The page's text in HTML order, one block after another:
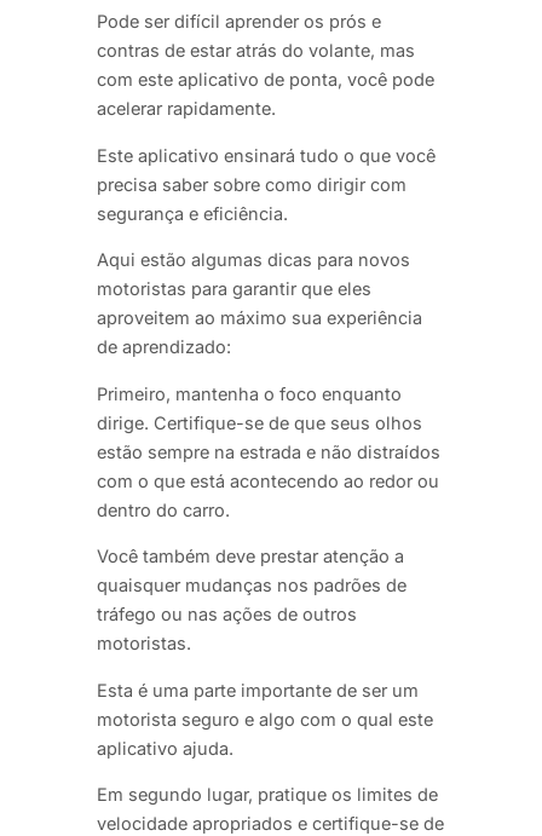
Pode ser difícil aprender os prós e
contras de estar atrás do volante, mas
com este aplicativo de ponta, você pode
acelerar rapidamente.
Este aplicativo ensinará tudo o que você
precisa saber sobre como dirigir com
segurança e eficiência.
Aqui estão algumas dicas para novos
motoristas para garantir que eles
aproveitem ao máximo sua experiência
de aprendizado:
Primeiro, mantenha o foco enquanto
dirige. Certifique-se de que seus olhos
estão sempre na estrada e não distraídos
com o que está acontecendo ao redor ou
dentro do carro.
Você também deve prestar atenção a
quaisquer mudanças nos padrões de
tráfego ou nas ações de outros
motoristas.
Esta é uma parte importante de ser um
motorista seguro e algo com o qual este
aplicativo ajuda.
Em segundo lugar, pratique os limites de
velocidade apropriados e certifique-se de